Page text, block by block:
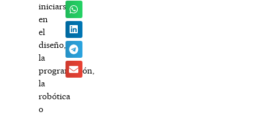
iniciarse
en
el
diseño,
la
programación,
la
robótica
o